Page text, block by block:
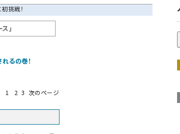
挑戦！
」
るの巻！
1 2 3 次のページ